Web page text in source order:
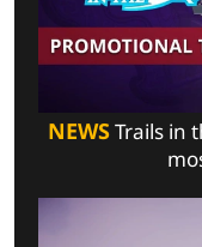
NEWSTrails in